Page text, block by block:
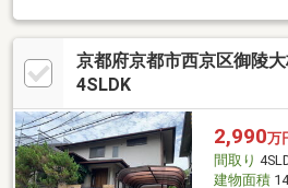
を二重窓に変更 1階和室の畳表替え
ニング■間取り ５SLDK（S＝納戸）＜
「桂」駅 バス25分 桂坂小学校前下車
「京都市立桂坂小学校」まで280m （徒
坂店」まで560m （徒歩7分）
京都府京都市西京区御陵
4SLDK
2,990万
間取り
建物面積